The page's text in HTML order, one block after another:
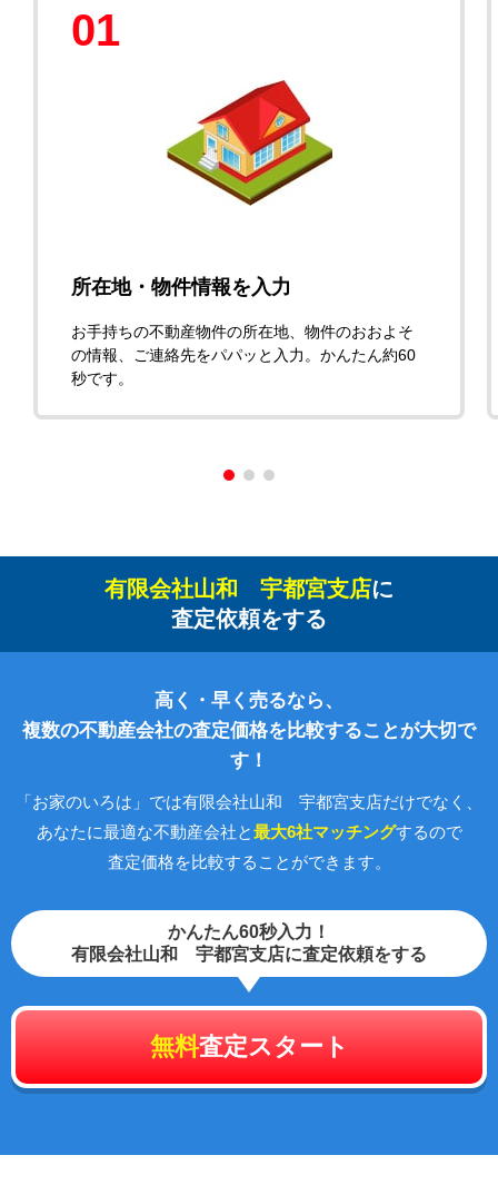
01
所在地・物件情報を入力
お手持ちの不動産物件の所在地、物件のおおよそ
の情報、ご連絡先をパパッと入力。かんたん約60
秒です。
有限会社山和 宇都宮支店に
査定依頼をする
高く・早く売るなら、
複数の不動産会社の査定価格を比較することが大切で
す！
「お家のいろは」では有限会社山和 宇都宮支店だけでなく、
あなたに最適な不動産会社と最大6社マッチングするので
査定価格を比較することができます。
かんたん60秒入力！
有限会社山和 宇都宮支店に査定依頼をする
無料査定スタート